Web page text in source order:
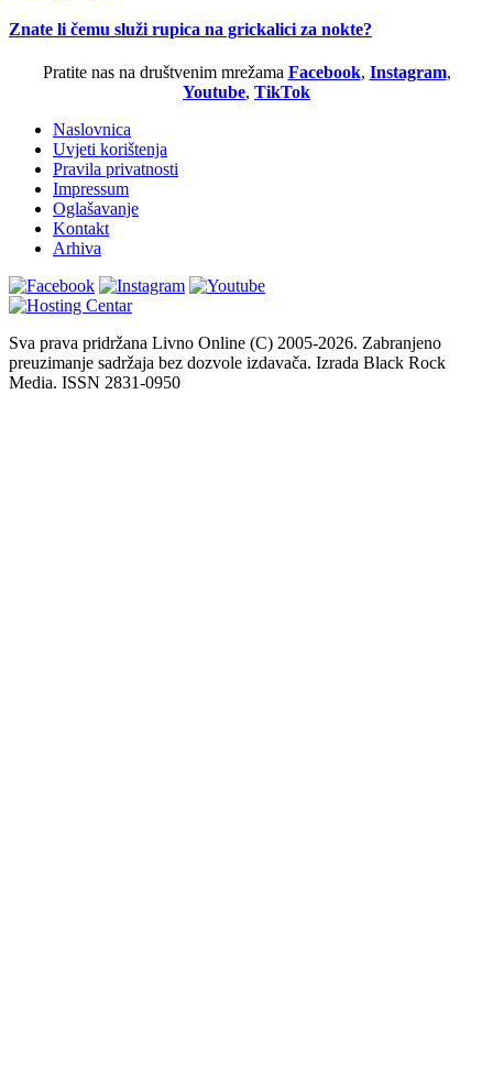
Znate li čemu služi rupica na grickalici za nokte?
Pratite nas na društvenim mrežama Facebook, Instagram,
Youtube, TikTok
Naslovnica
Uvjeti korištenja
Pravila privatnosti
Impressum
Oglašavanje
Kontakt
Arhiva
Sva prava pridržana Livno Online (C) 2005-2026. Zabranjeno
preuzimanje sadržaja bez dozvole izdavača. Izrada Black Rock
Media. ISSN 2831-0950